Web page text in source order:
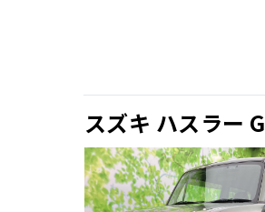
スズキ ハスラー G